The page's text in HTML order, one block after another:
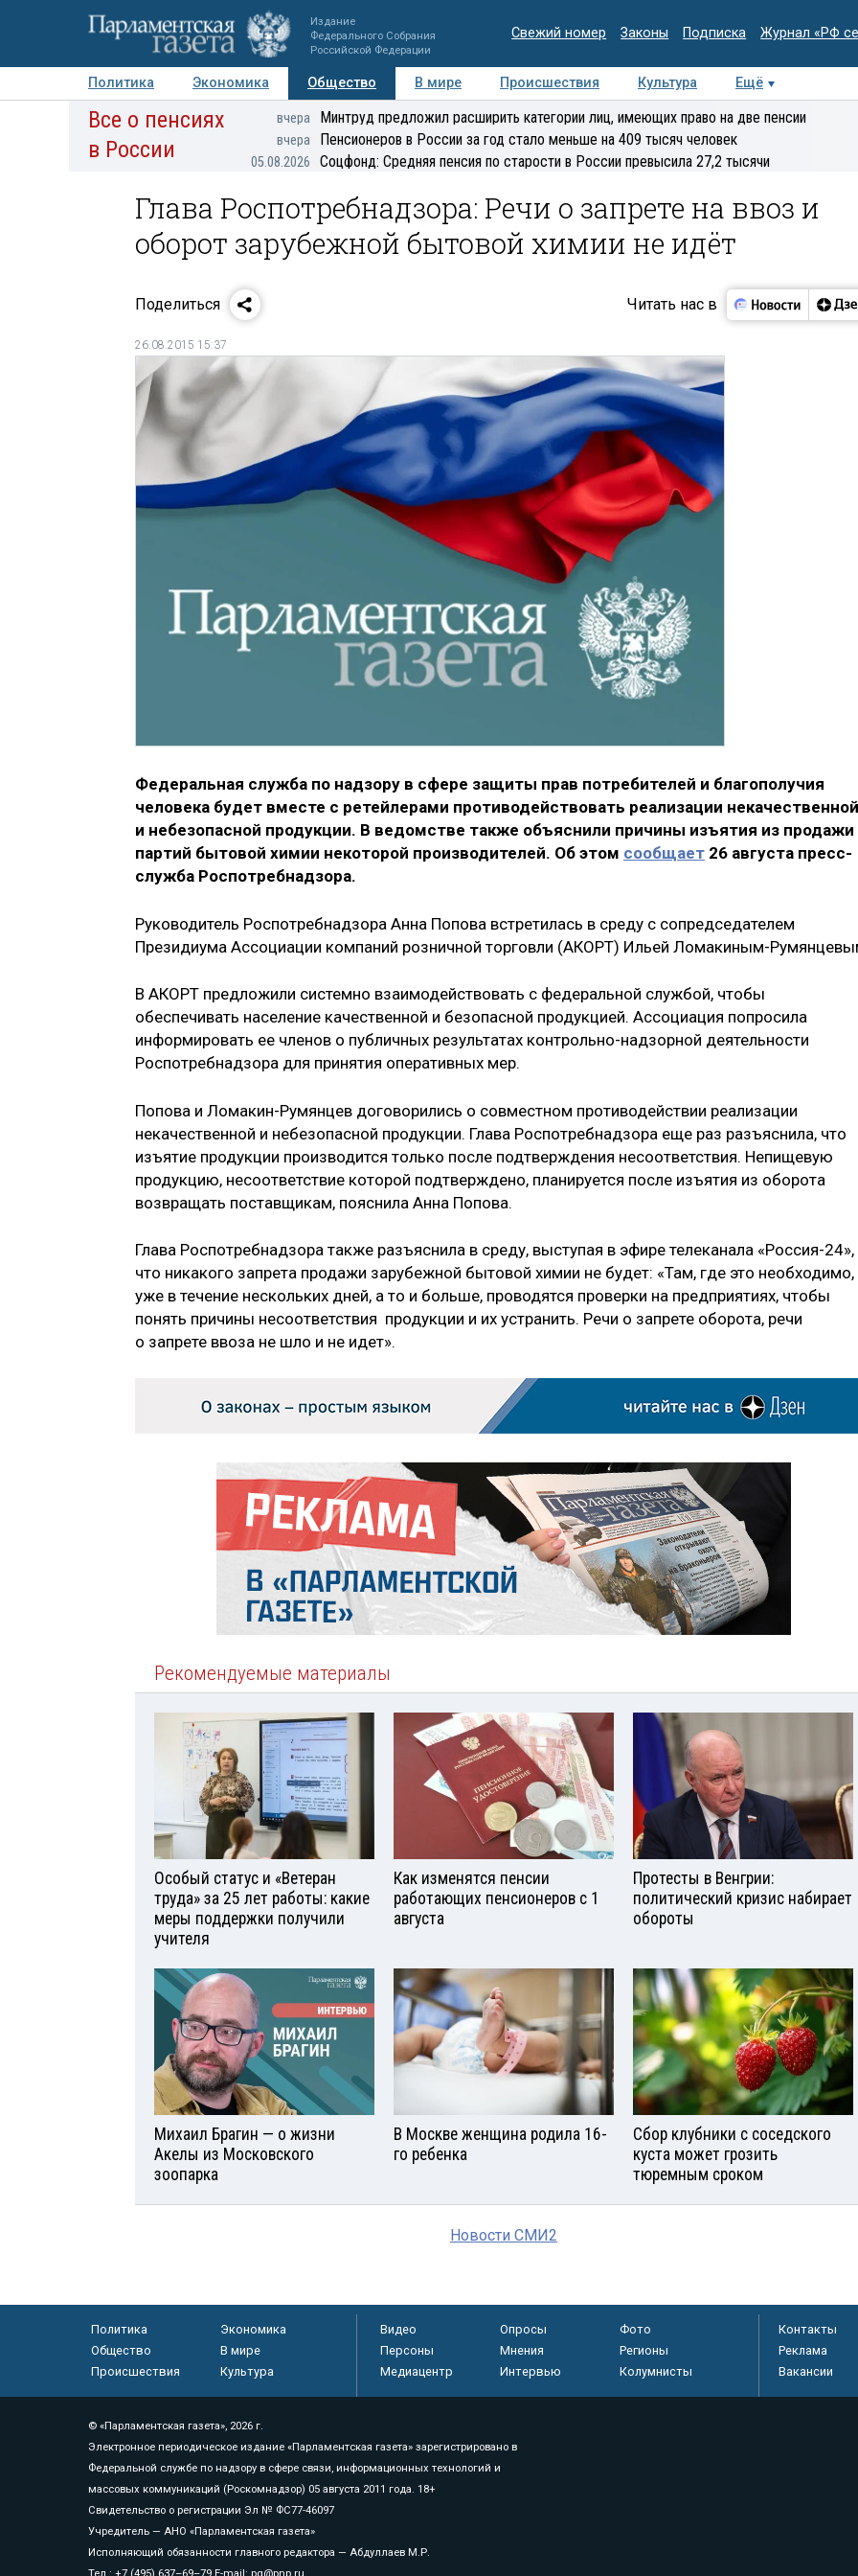
Издание
Федерального Собрания
Российской Федерации
Свежий номер Законы Подписка Журнал «РФ
Политика Экономика Общество В мире Происшествия Культура
Ещё
Авторы Персоны Мнения Регионы Медиацентр Интервью Колумнисты
Все о пенсиях
в России
вчера Минтруд предложил расширить категории лиц, имеющих право на две пенсии
вчера Пенсионеров в России за год стало меньше на 409 тысяч человек
05.08.2026 Соцфонд: Средняя пенсия по старости в России превысила 27,2 тысячи
Глава Роспотребнадзора: Речи о запрете на ввоз и
оборот зарубежной бытовой химии не идёт
Поделиться Читать нас в
26.08.2015 15:37
Федеральная служба по надзору в сфере защиты прав потребителей и благополучия
человека будет вместе с ретейлерами противодействовать реализации некачественной
и небезопасной продукции. В ведомстве также объяснили причины изъятия из продажи
партий бытовой химии некоторой производителей. Об этом сообщает 26 августа пресс-
служба Роспотребнадзора.
Руководитель Роспотребнадзора Анна Попова встретилась в среду с сопредседателем
Президиума Ассоциации компаний розничной торговли (АКОРТ) Ильей Ломакиным-
В АКОРТ предложили системно взаимодействовать с федеральной службой, чтобы
обеспечивать население качественной и безопасной продукцией. Ассоциация попросила
информировать ее членов о публичных результатах контрольно-надзорной деятельности
Роспотребнадзора для принятия оперативных мер.
Попова и Ломакин-Румянцев договорились о совместном противодействии реализации
некачественной и небезопасной продукции. Глава Роспотребнадзора еще раз разъяснила, что
изъятие продукции производится только после подтверждения несоответствия. Непищевую
продукцию, несоответствие которой подтверждено, планируется после изъятия из оборота
возвращать поставщикам, пояснила Анна Попова.
Глава Роспотребнадзора также разъяснила в среду, выступая в эфире телеканала «Россия-24»,
что никакого запрета продажи зарубежной бытовой химии не будет: «Там, где это необходимо,
уже в течение нескольких дней, а то и больше, проводятся проверки на предприятиях, чтобы
понять причины несоответствия продукции и их устранить. Речи о запрете оборота, речи
о запрете ввоза не шло и не идет».
Рекомендуемые материалы
Особый статус и «Ветеран
труда» за 25 лет работы: какие
меры поддержки получили
учителя
Как изменятся пенсии
работающих пенсионеров с 1
августа
Протесты в Венгрии:
политический кризис набирает
обороты
Михаил Брагин — о жизни
Акелы из Московского
зоопарка
В Москве женщина родила 16-
го ребенка
Сбор клубники с соседского
куста может грозить
тюремным сроком
Новости СМИ2
Политика
Экономика
Общество
В мире
Происшествия
Культура
Видео Опросы
Фото
Персоны
Мнения
Регионы
Медиацентр
Интервью Колумнисты
Контакты
Реклама
Вакансии
© «Парламентская газета», 2026 г.
Электронное периодическое издание «Парламентская газета» зарегистрировано в
Федеральной службе по надзору в сфере связи, информационных технологий и
массовых коммуникаций (Роскомнадзор) 05 августа 2011 года. 18+
Свидетельство о регистрации Эл № ФС77-46097
Учредитель — АНО «Парламентская газета»
Исполняющий обязанности главного редактора — Абдуллаев М.Р.
Тел.: +7 (495) 637–69–79 E-mail: pg@pnp.ru